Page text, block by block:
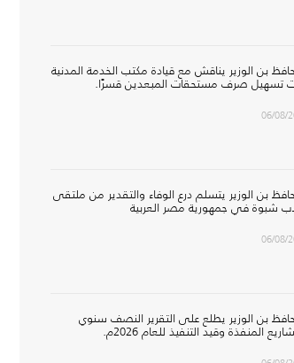
بن الوزير يناقش مع قيادة مكتب الخدمة المدنية
تسهيل صرف مستحقات المبعدين قسرًا.
06/08/
بن الوزير يتسلم درع الوفاء والتقدير من ملتقى
شبوة في جمهورية مصر العربية
06/08/
بن الوزير يطلع على التقرير النصف سنوي
المنفذة وقيد التنفيذ للعام 2026م.